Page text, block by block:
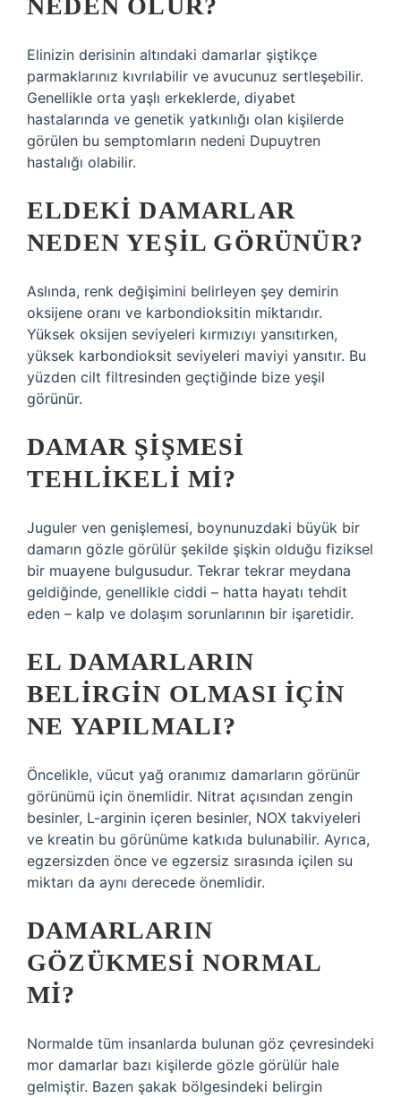
NEDEN OLUR?
Elinizin derisinin altındaki damarlar şiştikçe
parmaklarınız kıvrılabilir ve avucunuz sertleşebilir.
Genellikle orta yaşlı erkeklerde, diyabet
hastalarında ve genetik yatkınlığı olan kişilerde
görülen bu semptomların nedeni Dupuytren
hastalığı olabilir.
ELDEKI DAMARLAR
NEDEN YEŞIL GÖRÜNÜR?
Aslında, renk değişimini belirleyen şey demirin
oksijene oranı ve karbondioksitin miktarıdır.
Yüksek oksijen seviyeleri kırmızıyı yansıtırken,
yüksek karbondioksit seviyeleri maviyi yansıtır. Bu
yüzden cilt filtresinden geçtiğinde bize yeşil
görünür.
DAMAR ŞIŞMESI
TEHLIKELI MI?
Juguler ven genişlemesi, boynunuzdaki büyük bir
damarın gözle görülür şekilde şişkin olduğu fiziksel
bir muayene bulgusudur. Tekrar tekrar meydana
geldiğinde, genellikle ciddi – hatta hayatı tehdit
eden – kalp ve dolaşım sorunlarının bir işaretidir.
EL DAMARLARIN
BELIRGIN OLMASI IÇIN
NE YAPILMALI?
Öncelikle, vücut yağ oranımız damarların görünür
görünümü için önemlidir. Nitrat açısından zengin
besinler, L-arginin içeren besinler, NOX takviyeleri
ve kreatin bu görünüme katkıda bulunabilir. Ayrıca,
egzersizden önce ve egzersiz sırasında içilen su
miktarı da aynı derecede önemlidir.
DAMARLARIN
GÖZÜKMESI NORMAL
MI?
Normalde tüm insanlarda bulunan göz çevresindeki
mor damarlar bazı kişilerde gözle görülür hale
gelmiştir. Bazen şakak bölgesindeki belirgin